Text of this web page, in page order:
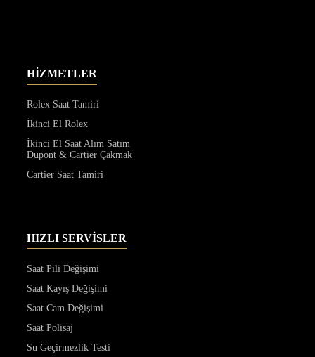
HİZMETLER
Rolex Saat Tamiri
İkinci El Rolex
İkinci El Saat Alım Satım
Dupont & Cartier Çakmak
Cartier Saat Tamiri
HIZLI SERVİSLER
Saat Pili Değişimi
Saat Kayış Değişimi
Saat Cam Değişimi
Saat Polisaj
Su Geçirmezlik Testi